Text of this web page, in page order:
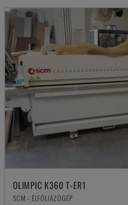
OLIMPIC K360 T-ER1
SCM - ÉLFÓLIÁZÓGÉP